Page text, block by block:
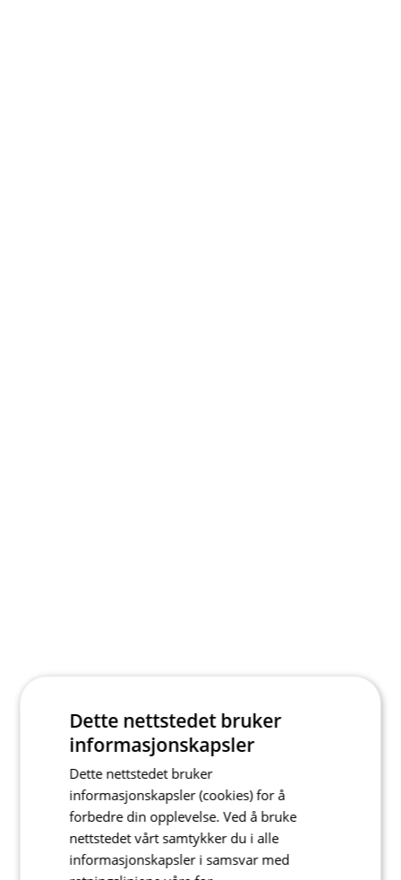
Dette nettstedet bruker
informasjonskapsler
Dette nettstedet bruker
informasjonskapsler (cookies) for å
forbedre din opplevelse. Ved å bruke
nettstedet vårt samtykker du i alle
informasjonskapsler i samsvar med